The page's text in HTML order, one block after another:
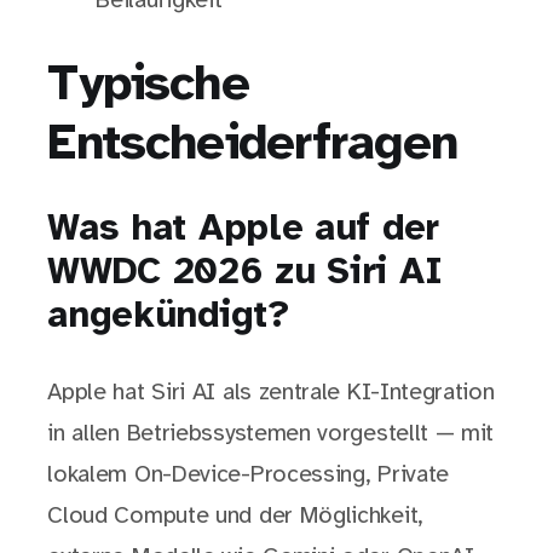
Typische
Entscheiderfragen
Was hat Apple auf der
WWDC 2026 zu Siri AI
angekündigt?
Apple hat Siri AI als zentrale KI-Integration
in allen Betriebssystemen vorgestellt — mit
lokalem On-Device-Processing, Private
Cloud Compute und der Möglichkeit,